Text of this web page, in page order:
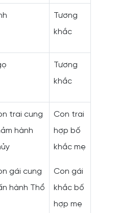
Tương
khắc
Tương
khắc
trai cung
hành
gái cung
hành Thổ
Con trai
hợp bố
khắc mẹ
Con gái
khắc bố
hợp mẹ